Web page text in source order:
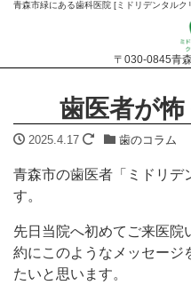
青森市緑にある歯科医院 [ミドリデンタルク
〒030-0845青
歯医者が
2025.4.17 歯のコラム
青森市の歯医者「ミドリデ
す。
先日当院へ初めてご来医院
約にこのようなメッセージ
たいと思います。